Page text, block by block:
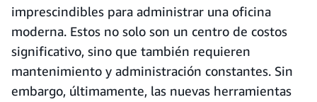
imprescindibles para administrar una oficina
moderna. Estos no solo son un centro de costos
significativo, sino que también requieren
mantenimiento y administración constantes. Sin
embargo, últimamente, las nuevas herramientas